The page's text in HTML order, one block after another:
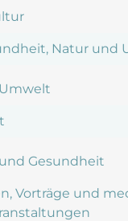
Natur und
Gesundheit
Vorträge und